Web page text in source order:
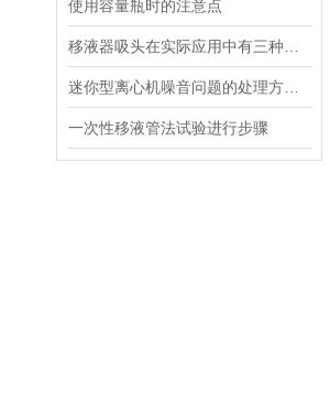
使用容量瓶时的注意点
一次性移液管法试验进行步骤